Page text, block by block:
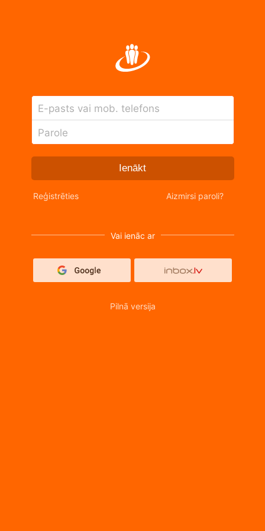
E-pasts vai mob. telefons
Parole
Ienākt
Reģistrēties Aizmirsi paroli?
Vai ienāc ar
Pilnā versija